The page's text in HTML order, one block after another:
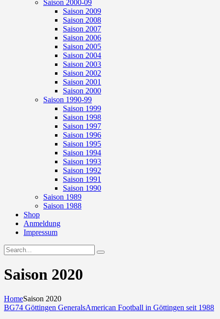
Saison 2000-09
Saison 2009
Saison 2008
Saison 2007
Saison 2006
Saison 2005
Saison 2004
Saison 2003
Saison 2002
Saison 2001
Saison 2000
Saison 1990-99
Saison 1999
Saison 1998
Saison 1997
Saison 1996
Saison 1995
Saison 1994
Saison 1993
Saison 1992
Saison 1991
Saison 1990
Saison 1989
Saison 1988
Shop
Anmeldung
Impressum
Saison 2020
HomeSaison 2020
BG74 Göttingen GeneralsAmerican Football in Göttingen seit 1988